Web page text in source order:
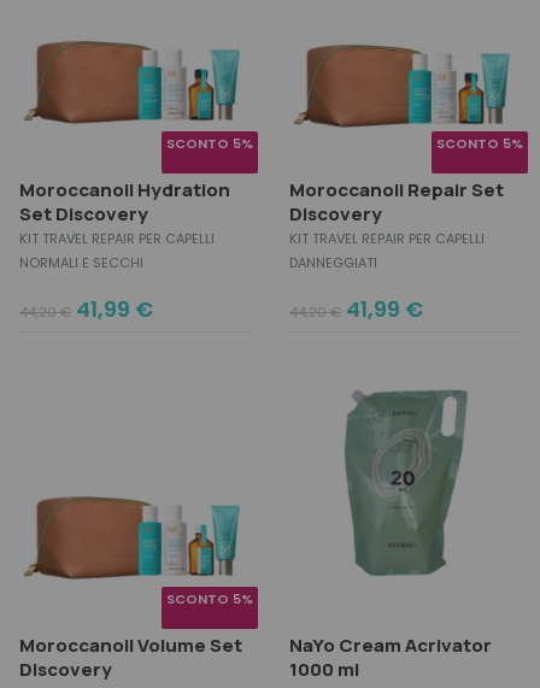
SCONTO 5%
Moroccanoil Hydration
Set Discovery
KIT TRAVEL REPAIR PER CAPELLI
NORMALI E SECCHI
44,20€
Original
41,99 €
Current
SCONTO 5%
Moroccanoil Repair Set
Discovery
KIT TRAVEL REPAIR PER CAPELLI
DANNEGGIATI
44,20€
Original
41,99 €
Current
SCONTO 5%
Moroccanoil Volume Set
Discovery
NaYo Cream Acrivator
1000 ml